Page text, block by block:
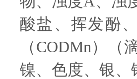
酸盐、挥发酚
（CODMn）
镍、色度、银、